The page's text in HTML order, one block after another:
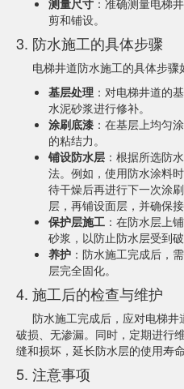
测量尺寸 ：准确测量电梯
剪和铺设。
3. 防水施工的具体步骤
电梯井道防水施工的具体步骤
基层处理 ：对电梯井道的
水泥砂浆进行修补。
涂刷底漆 ：在基层上均匀
的粘结力。
铺设防水层 ：根据所选防
法。例如，使用防水涂料
待干燥后再进行下一次涂
层，再铺设面层，并确保接
保护层施工 ：在防水层上
砂浆，以防止防水层受到破
养护 ：防水施工完成后，
层完全固化。
4. 施工后的检查与维护
防水施工完成后，应对电梯
破损、无渗漏。同时，定期进行
缝和损坏，延长防水层的使用寿命
5. 注意事项